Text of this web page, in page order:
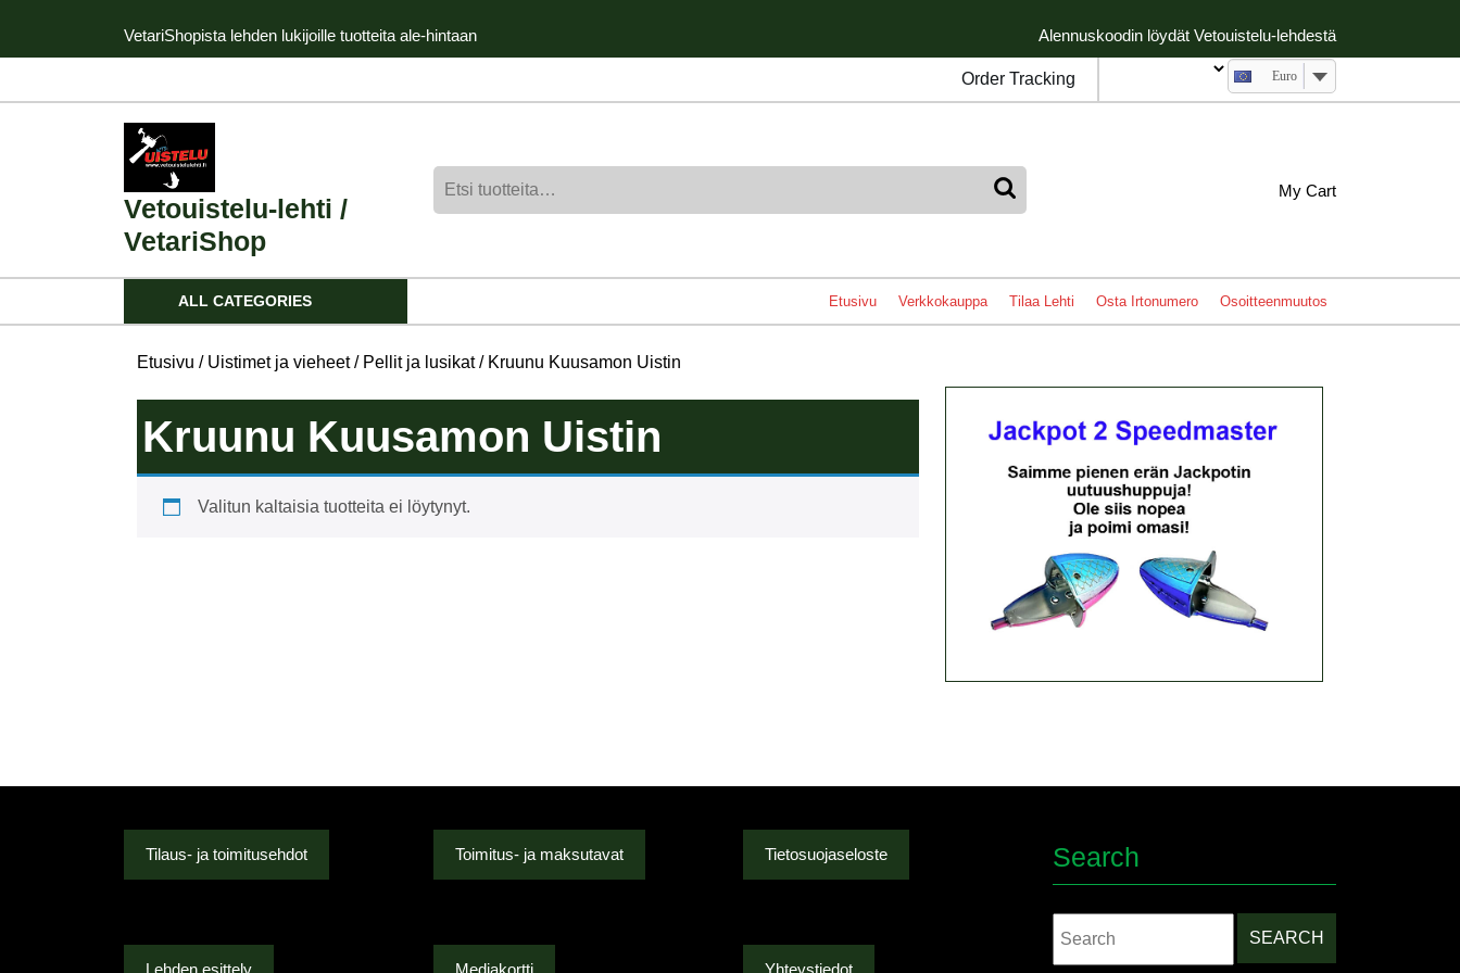
content
VetariShopista lehden lukijoille tuotteita ale-hintaan Alennuskoodin löydät Vetouistelu-lehdestä
Order Tracking Euro
Vetouistelu-lehti /
VetariShop
My Cartshopping
ALL CATEGORIES Etusivu Verkkokauppa Tilaa Lehti Osta Irtonumero Osoitteenmuutos
Etusivu / Uistimet ja vieheet/ Pellit ja lusikat/ Kruunu Kuusamon Uistin
Kruunu Kuusamon Uistin
Valitun kaltaisia tuotteita ei löytynyt.
Tilaus- ja toimitusehdot
Lehden esittely
Toimitus- ja maksutavat
Mediakortti
Tietosuojaseloste
Yhteystiedot
Search
for: